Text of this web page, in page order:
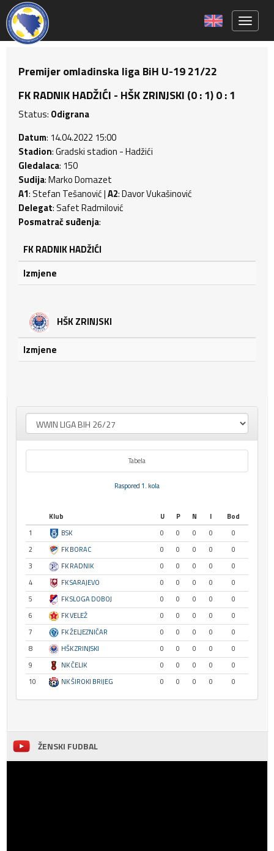
Premijer omladinska liga BiH U-19 21/22
FK RADNIK HADŽIĆI - HŠK ZRINJSKI (0 : 1) 0 : 1
Status: Odigrana
Datum: 14.04.2022 15:00
Stadion: Gradski stadion - Hadžići
Gledalaca: 150
Sudija: Marko Domazet
A1: Stefan Tešanović |A2: Davor Vukašinović
Delegat: Safet Radmilović
Posmatrač suđenja:
FK RADNIK HADŽIĆI
Izmjene
HŠK ZRINJSKI
Izmjene
Tabela
Raspored 1. kola
Klub U P N I
Bod
1
BSK 0 0 0 0
0
2
FK BORAC 0 0 0 0
0
3
FK RADNIK 0 0 0 0
0
4
FK SARAJEVO 0 0 0 0
0
5
FK SLOGA DOBOJ 0 0 0 0
0
6
FK VELEŽ 0 0 0 0
0
7
FK ŽELJEZNIČAR 0 0 0 0
0
8
HŠK ZRINJSKI 0 0 0 0
0
9
NK ČELIK 0 0 0 0
0
10
NK ŠIROKI BRIJEG 0 0 0 0 0
ŽENSKI FUDBAL